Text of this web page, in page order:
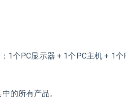
1个PC显示器 + 1个PC主机 + 1个
的所有产品。